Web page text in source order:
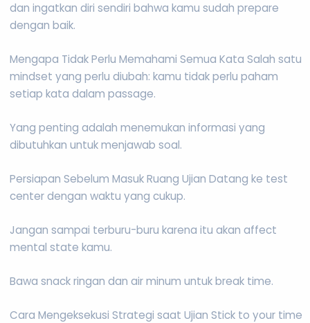
dan ingatkan diri sendiri bahwa kamu sudah prepare
dengan baik.
Mengapa Tidak Perlu Memahami Semua Kata Salah satu
mindset yang perlu diubah: kamu tidak perlu paham
setiap kata dalam passage.
Yang penting adalah menemukan informasi yang
dibutuhkan untuk menjawab soal.
Persiapan Sebelum Masuk Ruang Ujian Datang ke test
center dengan waktu yang cukup.
Jangan sampai terburu-buru karena itu akan affect
mental state kamu.
Bawa snack ringan dan air minum untuk break time.
Cara Mengeksekusi Strategi saat Ujian Stick to your time